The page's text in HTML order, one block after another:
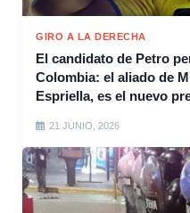
GIRO A LA DERECHA
El candidato de Petro
Colombia: el aliado de
Espriella, es el nuevo
21 JUNIO, 2026